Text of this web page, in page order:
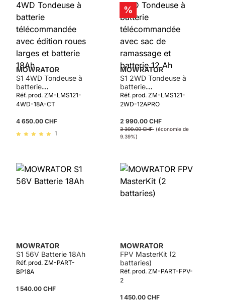
MOWRATOR
S1 4WD Tondeuse à
batterie
télécommandée avec
édition roues larges et
Réf. prod. ZM-LMS121-
4WD-18A-CT
4 650.00 CHF
1
Réduction
%
MOWRATOR
S1 2WD Tondeuse à
batterie
télécommandée avec
sac de ramassage et
Réf. prod. ZM-LMS121-
2WD-12APRO
2 990.00 CHF
3 300.00 CHF (économie de
9.39%)
MOWRATOR
S1 56V Batterie 18Ah
Réf. prod. ZM-PART-
BP18A
1 540.00 CHF
MOWRATOR
FPV MasterKit (2
battaries)
Réf. prod. ZM-PART-FPV-
2
1 450.00 CHF